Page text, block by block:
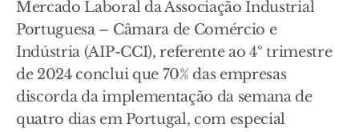
Mercado Laboral da Associação Industrial
Portuguesa – Câmara de Comércio e
Indústria (AIP-CCI), referente ao 4º trimestre
de 2024 conclui que 70% das empresas
discorda da implementação da semana de
quatro dias em Portugal, com especial